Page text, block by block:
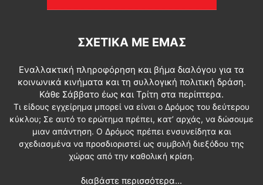
ΣΧΕΤΙΚΆ ΜΕ ΕΜΆΣ
Εναλλακτική πληροφόρηση και βήμα διαλόγου για τα
κοινωνικά κινήματα και τη συλλογική πολιτική δράση.
Κάθε Σάββατο έως και Τρίτη στα περίπτερα.
Τι είδους εγχείρημα μπορεί να είναι ο Δρόμος του δεύτερου
κύκλου; Σε αυτό το ερώτημα πρέπει, κατ’ αρχάς, να δώσουμε
μιαν απάντηση. Ο Δρόμος πρέπει ενσυνείδητα και
σχεδιασμένα να προσδιοριστεί ως συμβολή διεξόδου της
χώρας από την καθολική κρίση.
διαβάστε περισσότερα...